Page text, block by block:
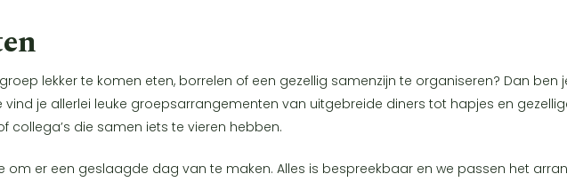
lekker te komen eten, borrelen of een gezellig samenzijn te organiseren? Dan ben
vind je allerlei leuke groepsarrangementen van uitgebreide diners tot hapjes en
collega’s die samen iets te vieren hebben.
om er een geslaagde dag van te maken. Alles is bespreekbaar en we passen het